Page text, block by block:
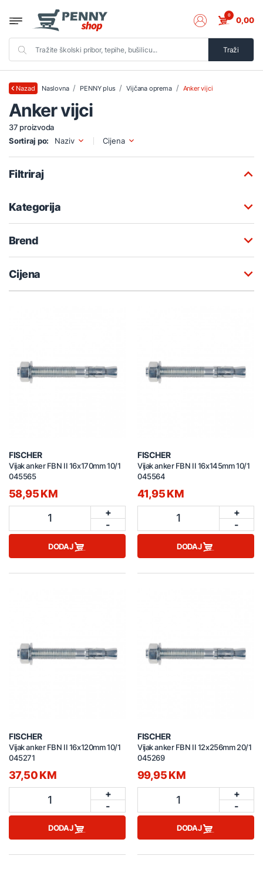
Traži
0 0,00
Nazad Naslovna PENNY plus Vijčana oprema Anker vijci
Anker vijci
37 proizvoda
Sortiraj po:
Naziv Cijena
Filtriraj
Kategorija
Brend
Cijena
FISCHER
Vijak anker FBN II 16x170mm 10/1
045565
58,95 KM
1
+
-
DODAJ
FISCHER
Vijak anker FBN II 16x145mm 10/1
045564
41,95 KM
1
+
-
DODAJ
FISCHER
Vijak anker FBN II 16x120mm 10/1
045271
37,50 KM
1
+
-
DODAJ
FISCHER
Vijak anker FBN II 12x256mm 20/1
045269
99,95 KM
1
+
-
DODAJ